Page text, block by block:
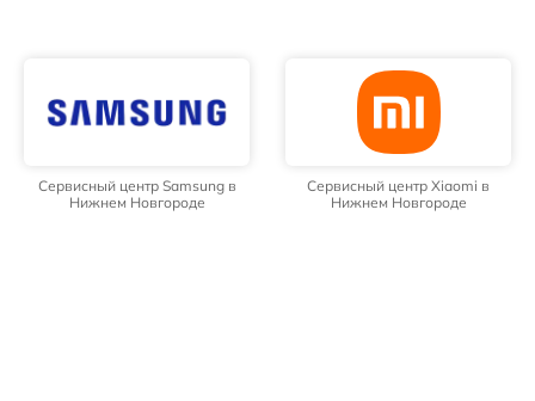
Сервисный центр Samsung в
Нижнем Новгороде
Сервисный центр Xiaomi в
Нижнем Новгороде